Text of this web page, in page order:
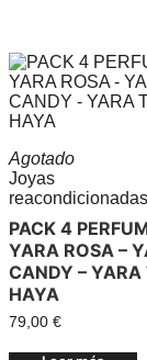
Agotado
Joyas
reacondicionadas
PACK 4
YARA ROSA –
CANDY – YARA
HAYA
79,00 €